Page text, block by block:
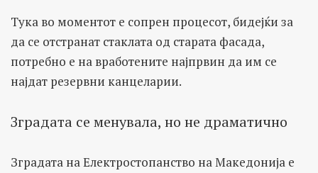
Тука во моментот е сопрен процесот, бидејќи за
да се отстранат стаклата од старата фасада,
потребно е на вработените најпрвин да им се
најдат резервни канцеларии.
Зградата се менувала, но не драматично
Зградата на Електростопанство на Македонија е